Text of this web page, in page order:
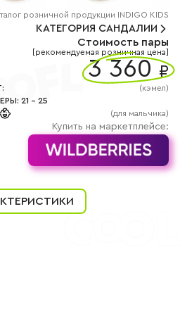
розничной продукции INDIGO KIDS
КАТЕГОРИЯ САНДАЛИИ
Стоимость пары
[рекомендуемая розничная цена]
3 360 ₽
: (кэмел)
: 21 - 25
(для мальчика)
Купить на маркетплейсе: